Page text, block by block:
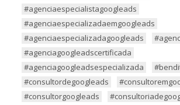
#agenciaespecialistagoogleads
#agenciaespecializadaemgoogleads
#agenciaespecializadagoogleads
#agenciagoogleadscertificada
#agenciagoogleadsespecializada
#consultordegoogleads
#consultorgoogleads